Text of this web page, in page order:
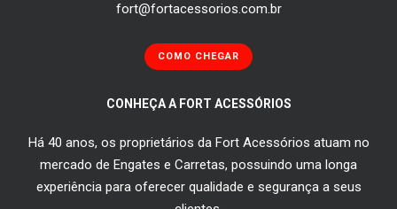
fort@fortacessorios.com.br
COMO CHEGAR
CONHEÇA A FORT ACESSÓRIOS
Há 40 anos, os proprietários da Fort Acessórios atuam no
mercado de Engates e Carretas, possuindo uma longa
experiência para oferecer qualidade e segurança a seus